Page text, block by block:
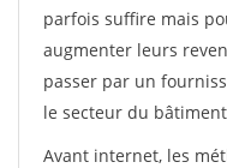
parfois suffire mais
augmenter leurs
passer par un
le secteur du
Avant internet, les